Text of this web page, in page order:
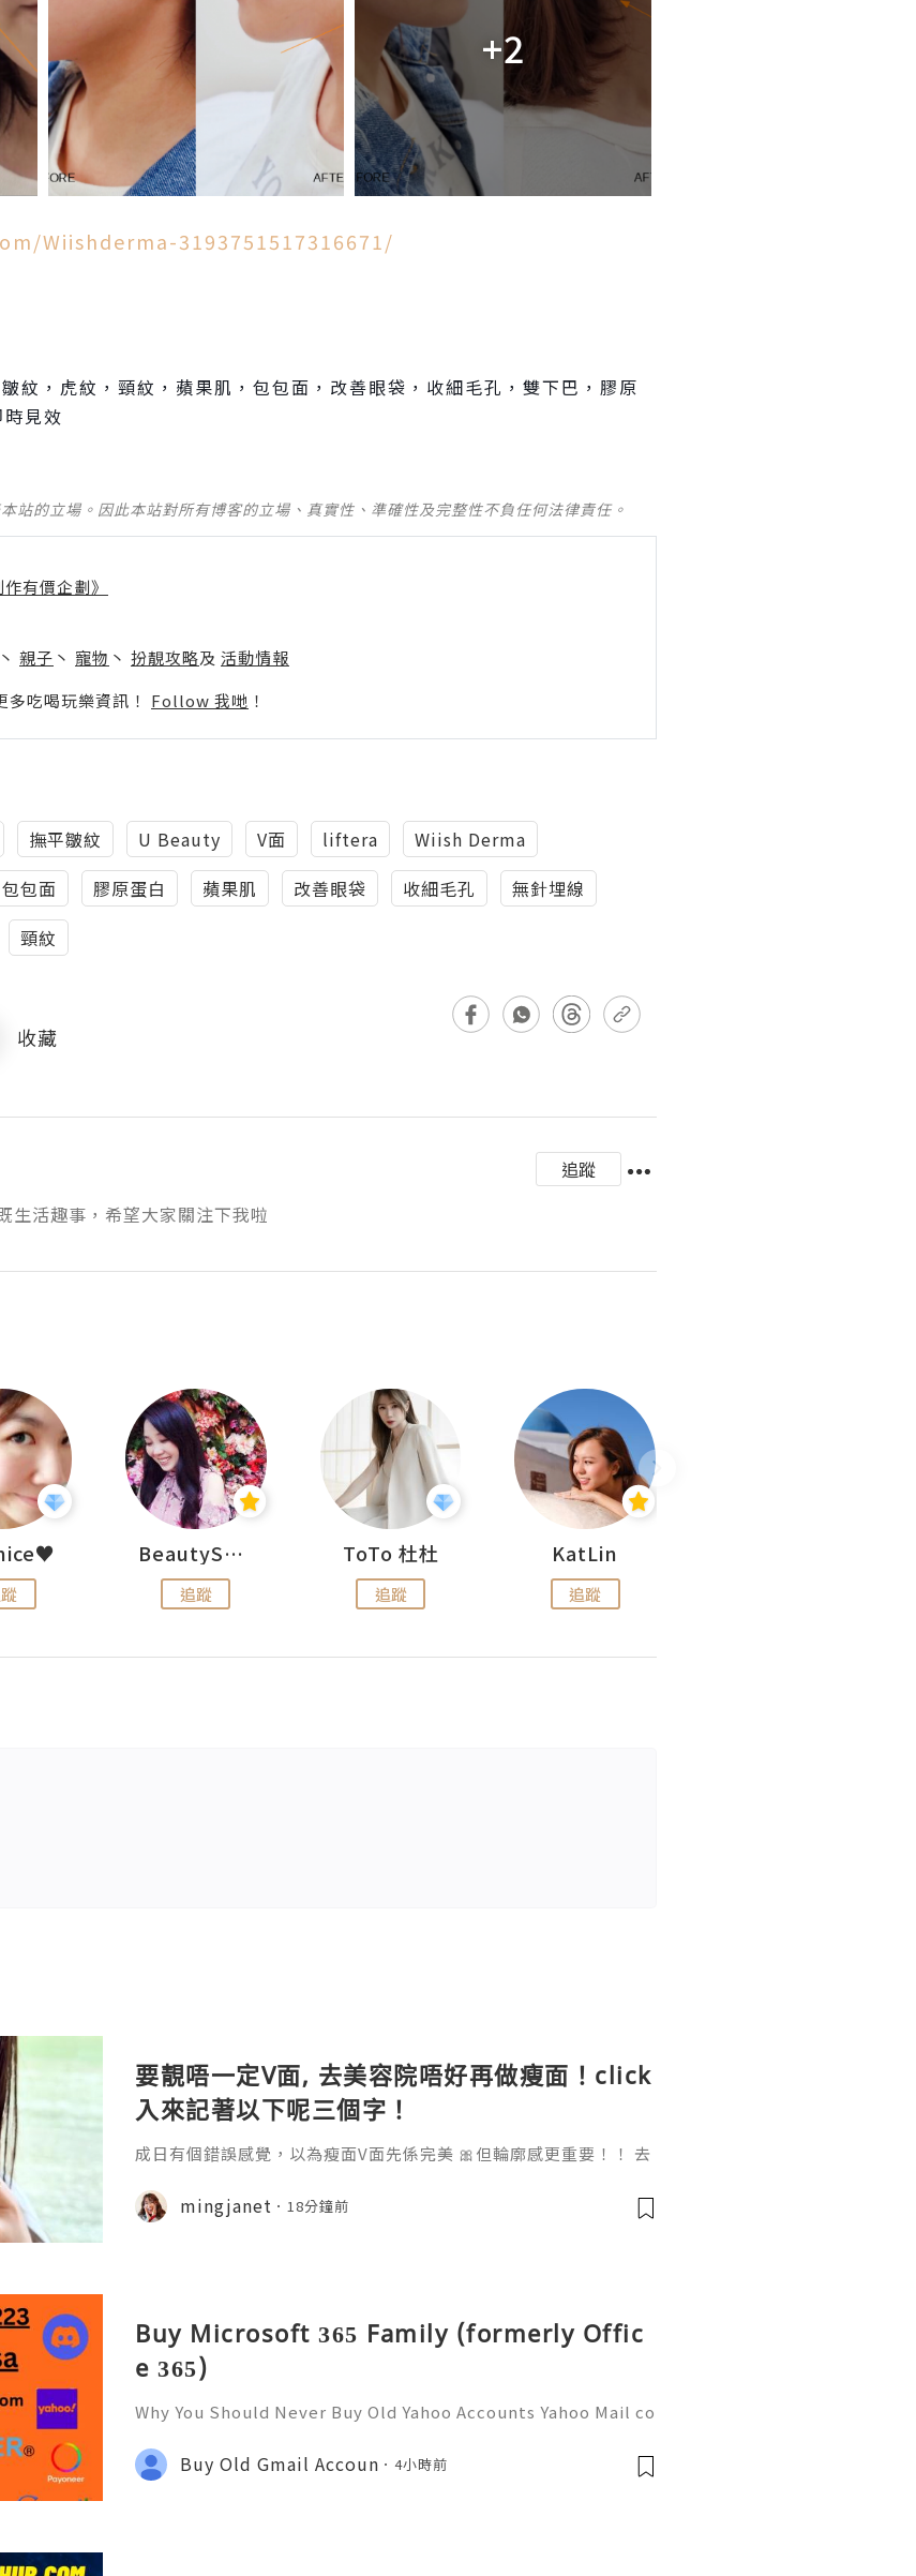
+2
Wiishderma-3193751517316671/
紋，虎紋，頸紋，蘋果肌，包包面，改善眼袋，收細毛孔，雙下巴，膠原
見效
站的立場。因此本站對所有博客的立場、真實性、準確性及完整性不負任何法律責任。
有價企劃》
丶 親子 丶 寵物 丶 扮靚攻略及 活動情報
吃喝玩樂資訊！ Follow 我哋 ！
撫平皺紋 U Beauty V面 liftera
Wiish Derma
包包面 膠原蛋白 蘋果肌 改善眼袋 收細毛孔
無針埋線
頸紋
收藏
追蹤
生活趣事，希望大家關注下我啦
BeautySearch
追蹤
ToTo 杜杜
追蹤
KatLin
追蹤
要靚唔一定V面, 去美容院唔好再做瘦面！click
入來記著以下呢三個字！
成日有個錯誤感覺，以為瘦面V面先係完美 🎀但輪廓感更重要！！ 去
療程係=做Duo Tite + Oligio 呢2部機 ✨簡直係天衣無縫!
mingjanet 18分鐘前
Buy Microsoft 365 Family (formerly Offic
e 365)
Why You Should Never Buy Old Yahoo Accounts Yahoo Mail co
onal communication, business correspondence, and online a
ccount recovery. Because of
Buy Old Gmail Accoun 4小時前